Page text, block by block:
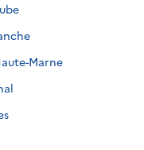
Marne